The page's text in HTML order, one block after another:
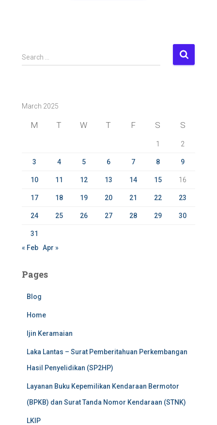
S
e
h
Search …
March 2025
M T W T F S S
1 2
3 4 5 6 7 8 9
10 11 12 13 14 15 16
17 18 19 20 21 22 23
24 25 26 27 28 29 30
31
« Feb Apr »
Pages
Blog
Home
Ijin Keramaian
Laka Lantas – Surat Pemberitahuan Perkembangan
Hasil Penyelidikan (SP2HP)
Layanan Buku Kepemilikan Kendaraan Bermotor
(BPKB) dan Surat Tanda Nomor Kendaraan (STNK)
LKIP